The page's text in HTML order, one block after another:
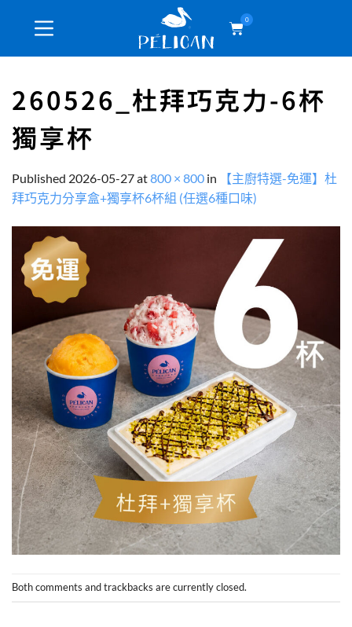
0
260526_杜拜巧克力-6杯
獨享杯
Published 2026-05-27at800 × 800 in
【主廚特選-免運】杜
拜巧克力分享盒+獨享杯6杯組 (任選6種口味)
Both comments and trackbacks are currently closed.